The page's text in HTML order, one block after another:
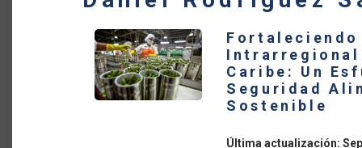
AYUDA
LA
NAVEGACIÓN
Intrarregional
Caribe: Un
Seguridad
Sostenible
Última actualización: